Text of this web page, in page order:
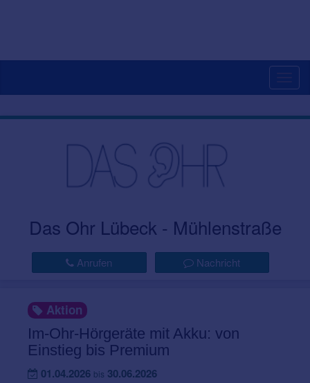
Das Ohr Lübeck - Mühlenstraße
Anrufen Nachricht
Aktion
Im-Ohr-Hörgeräte mit Akku: von
Einstieg bis Premium
01.04.2026 bis 30.06.2026